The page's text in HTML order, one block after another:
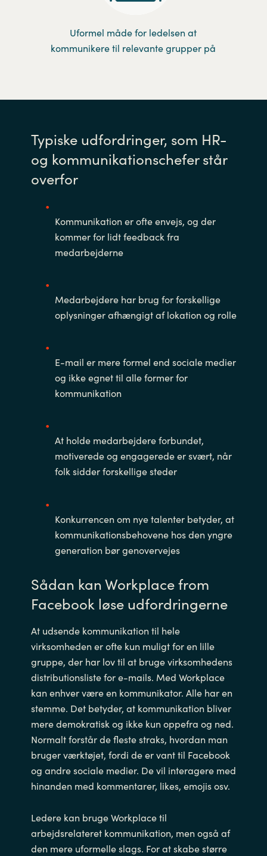
Uformel måde for ledelsen at
kommunikere til relevante grupper på
Typiske udfordringer, som HR-
og kommunikationschefer står
overfor
Kommunikation er ofte envejs, og der
kommer for lidt feedback fra
medarbejderne
Medarbejdere har brug for forskellige
oplysninger afhængigt af lokation og rolle
E-mail er mere formel end sociale medier
og ikke egnet til alle former for
kommunikation
At holde medarbejdere forbundet,
motiverede og engagerede er svært, når
folk sidder forskellige steder
Konkurrencen om nye talenter betyder, at
kommunikationsbehovene hos den yngre
generation bør genovervejes
Sådan kan Workplace from
Facebook løse udfordringerne
At udsende kommunikation til hele
virksomheden er ofte kun muligt for en lille
gruppe, der har lov til at bruge virksomhedens
distributionsliste for e-mails. Med Workplace
kan enhver være en kommunikator. Alle har en
stemme. Det betyder, at kommunikation bliver
mere demokratisk og ikke kun oppefra og ned.
Normalt forstår de fleste straks, hvordan man
bruger værktøjet, fordi de er vant til Facebook
og andre sociale medier. De vil interagere med
hinanden med kommentarer, likes, emojis osv.
Ledere kan bruge Workplace til
arbejdsrelateret kommunikation, men også af
den mere uformelle slags. For at skabe større